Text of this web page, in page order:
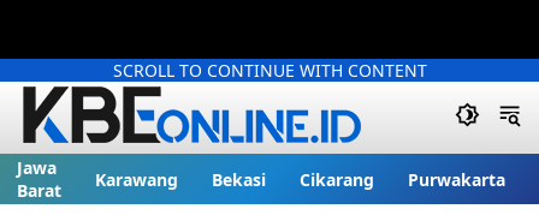
SCROLL TO CONTINUE WITH CONTENT
Jawa
Barat
Karawang Bekasi Cikarang Purwakarta